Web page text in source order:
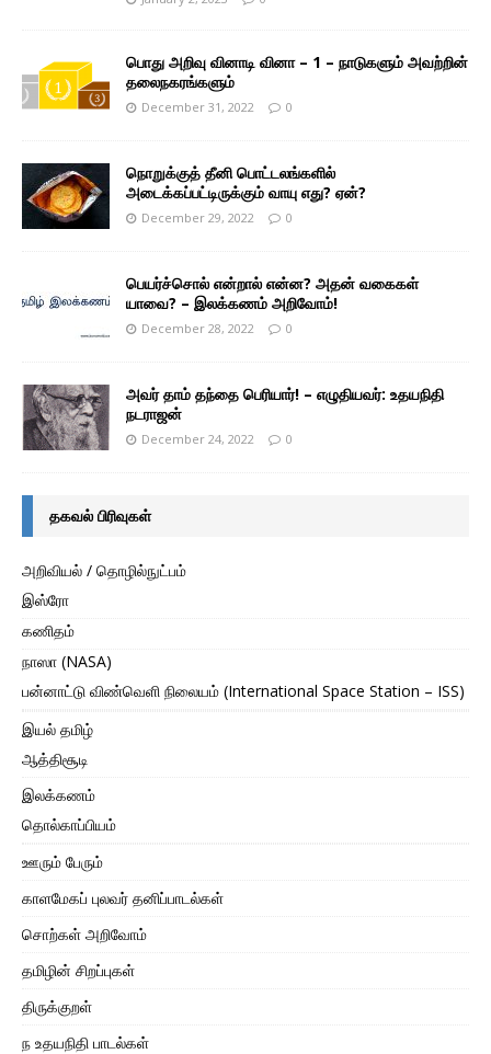
பொது அறிவு வினாடி வினா – 1 – நாடுகளும் அவற்றின்
தலைநகரங்களும்
December 31, 2022 0
நொறுக்குத் தீனி பொட்டலங்களில்
அடைக்கப்பட்டிருக்கும் வாயு எது? ஏன்?
December 29, 2022 0
பெயர்ச்சொல் என்றால் என்ன? அதன் வகைகள்
யாவை? – இலக்கணம் அறிவோம்!
December 28, 2022 0
அவர் தாம் தந்தை பெரியார்! – எழுதியவர்: உதயநிதி
நடராஜன்
December 24, 2022 0
தகவல் பிரிவுகள்
அறிவியல் / தொழில்நுட்பம்
இஸ்ரோ
கணிதம்
நாஸா (NASA)
பன்னாட்டு விண்வெளி நிலையம் (International Space Station – ISS)
இயல் தமிழ்
ஆத்திசூடி
இலக்கணம்
தொல்காப்பியம்
ஊரும் பேரும்
காளமேகப் புலவர் தனிப்பாடல்கள்
சொற்கள் அறிவோம்
தமிழின் சிறப்புகள்
திருக்குறள்
ந உதயநிதி பாடல்கள்